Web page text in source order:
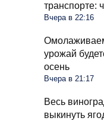
транспорте:
Вчера в 22:16
урожай
осень
Вчера в 21:17
Весь
выкинуть